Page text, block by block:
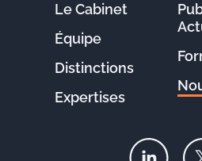
Le Cabinet
Équipe
Distinctions
Expertises